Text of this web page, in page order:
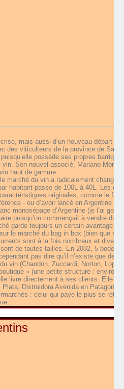
mais aussi d’un nouveau départ
des viticulteurs de la province de San
possède ses propres
Son nouvel associé, Mariano
haut de gamme.
marché du vin a radicalement changé
habitant passe de 100L à 40L. Les
originales, comme le
- ou d’avoir lancé en Argentine
monosépage d’Argentine (je l’ai
puisqu’on commençait à vendre du
garde toujours un certain avantage à
le marché du bag in box (bien que
sont à la fois nombreux et
de toutes tailles. En 2002, 5
pas dire qu’il n’existe que
vin (Chandon, Zuccardi, Norton,
» (une petite structure : environ
livre directement à ses clients. Elle
Plata, Distruidora Avenida en
: celui qui paye le plus se